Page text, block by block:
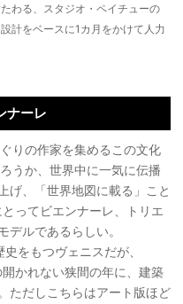
わる、スタジオ・ペイチューの
計をベースに1カ月をかけて人力
ナーレ
りの作家を集めるこの文化
うか、世界中に一気に伝播
げ、「世界地図に載る」こと
ってビエンナーレ、トリエ
デルであるらしい。
をもつヴェニスだが、
かれない狭間の年に、建築
ただしこちらはアート版ほど